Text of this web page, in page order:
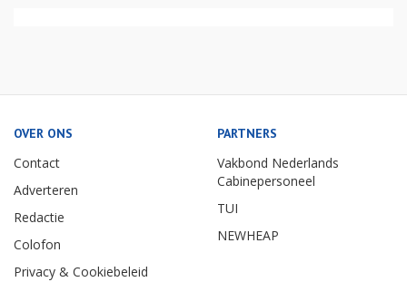
OVER ONS
Contact
Adverteren
Redactie
Colofon
Privacy & Cookiebeleid
PARTNERS
Vakbond Nederlands
Cabinepersoneel
TUI
NEWHEAP